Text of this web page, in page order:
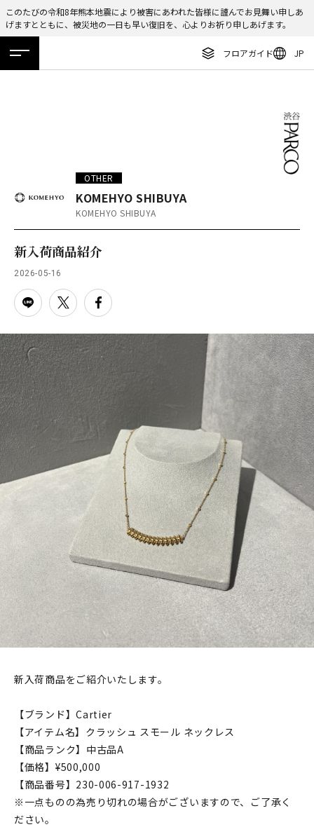
このたびの令和8年熊本地震により被害にあわれた皆様に謹んでお見舞い申しあ
げますとともに、被災地の一日も早い復旧を、心よりお祈り申しあげます。
フロアガイド JP
ホーム 特集 ニュース イベント アクセス
ニュース
TAX FREE
DELIVERY SERVICES
PARCOメンバーズ
オンラインストア
リクルート
ENGLISH
繁体字
OTHER
KOMEHYO SHIBUYA
KOMEHYO SHIBUYA
新入荷商品紹介
2026-05-16
新入荷商品をご紹介いたします。
【ブランド】Cartier
【アイテム名】クラッシュ スモール ネックレス
【商品ランク】中古品A
【価格】¥500,000
【商品番号】230-006-917-1932
※一点ものの為売り切れの場合がございますので、ご了承く
ださい。